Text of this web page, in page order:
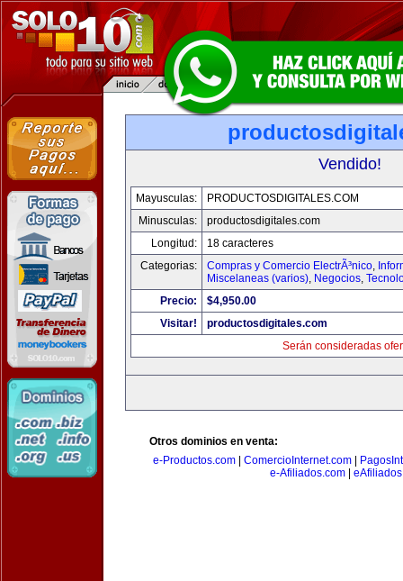
Vendido!
Mayusculas:
PRODUCTOSDIGITALES.COM
Minusculas:
productosdigitales.com
Longitud:
18 caracteres
Categorias:
Compras y Comercio ElectrÃ³nico,
Miscelaneas (varios), Negocios,
Precio:
$4,950.00
Visitar!
productosdigitales.com
Serán consideradas
Otros dominios en venta:
e-Productos.com
ComercioInternet.com
e-Afiliados.com|